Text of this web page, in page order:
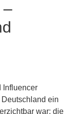
–
Influencer
ein
war: die